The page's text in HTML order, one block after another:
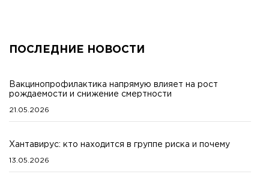
ПОСЛЕДНИЕ НОВОСТИ
Вакцинопрофилактика напрямую влияет на рост
рождаемости и снижение смертности
21.05.2026
Хантавирус: кто находится в группе риска и почему
13.05.2026